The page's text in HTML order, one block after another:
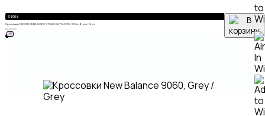
5 500₽
Кроссовки NIKE SB DUNK LOW X OTOMO KATSUHIRO, White Brown Grey
4142434445
to
ХИТ